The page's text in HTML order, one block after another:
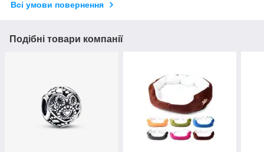
Всі умови повернення
Подібні товари компанії